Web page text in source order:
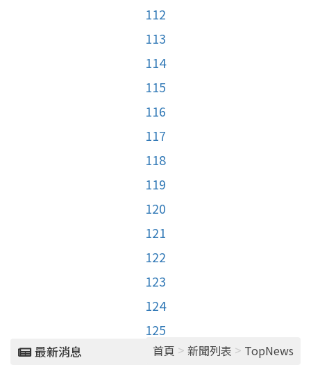
112
113
114
115
116
117
118
119
120
121
122
123
124
125
最新消息 首頁 > 新聞列表 > TopNews